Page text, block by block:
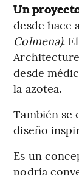
Un
desde hace
Colmena).
Architecture
desde
la azotea.
También
diseño
Es un
podría